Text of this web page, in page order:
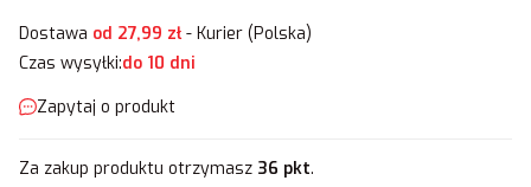
Dostawa od 27,99 zł- Kurier (Polska)
Czas wysyłki:do 10 dni
Zapytaj o produkt
Za zakup produktu otrzymasz 36 pkt.